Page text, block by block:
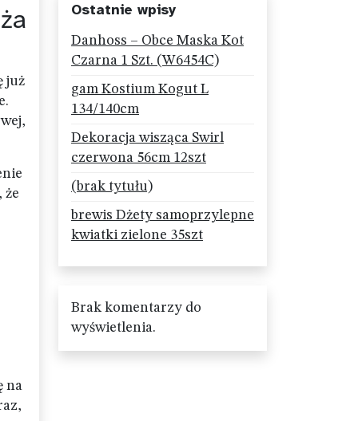
już
że
na
Ostatnie wpisy
Danhoss – Obce Maska Kot
Czarna 1 Szt. (W6454C)
gam Kostium Kogut L
134/140cm
Dekoracja wisząca Swirl
czerwona 56cm 12szt
(brak tytułu)
brewis Dżety samoprzylepne
kwiatki zielone 35szt
Brak komentarzy do
wyświetlenia.